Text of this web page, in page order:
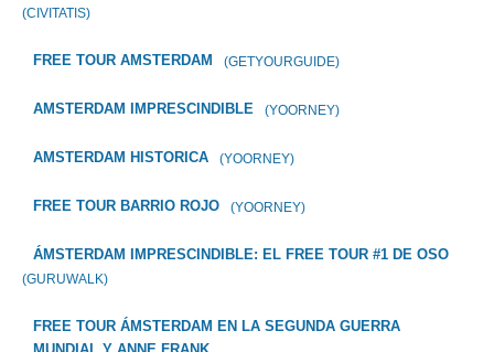
(CIVITATIS)
FREE TOUR AMSTERDAM (GETYOURGUIDE)
AMSTERDAM IMPRESCINDIBLE (YOORNEY)
AMSTERDAM HISTORICA (YOORNEY)
FREE TOUR BARRIO ROJO (YOORNEY)
ÁMSTERDAM IMPRESCINDIBLE: EL FREE TOUR #1 DE OSO
(GURUWALK)
FREE TOUR ÁMSTERDAM EN LA SEGUNDA GUERRA